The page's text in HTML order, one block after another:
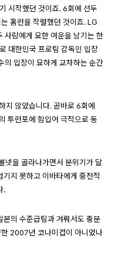
시작했던 것이죠. 6회에 선두
홈런을 작렬했던 것이죠. LG
사람에게 묘한 여운을 남기는 한
대한민국 프로팀 감독인 입장
의 입장이 묘하게 교차하는 순간
지 않았습니다. 곧바로 6회에
투런포에 힘입어 극적으로 동
넷을 골라나가면서 분위기가 달
지 못하고 이바타에게 중전적
.
본의 수준급팀과 겨뤄서도 충분
2007년 코나미컵이 아니었나